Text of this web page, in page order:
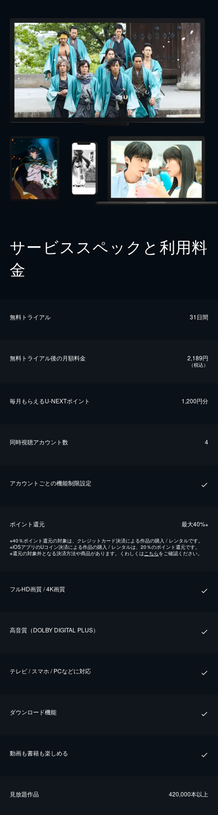
サービススペックと利用料
金
無料トライアル 31日間
無料トライアル後の⽉額料金 2,189円
（税込）
毎⽉もらえるU-NEXTポイント 1,200円分
同時視聴アカウント数 4
アカウントごとの機能制限設定
ポイント還元 最⼤40%※
※40％ポイント還元の対象は、クレジットカード決済による作品の購入 / レンタルです。
※iOSアプリのUコイン決済による作品の購入 / レンタルは、20％のポイント還元です。
※還元の対象外となる決済方法や商品があります。くわしくは こちらをご確認ください。
フルHD画質 / 4K画質
⾼⾳質（DOLBY DIGITAL PLUS）
テレビ / スマホ / PCなどに対応
ダウンロード機能
動画も書籍も楽しめる
⾒放題作品 420,000本以上